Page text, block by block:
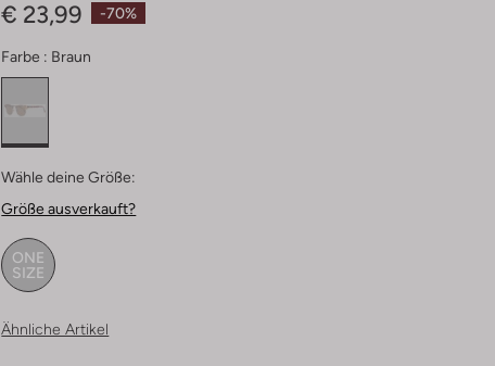
-70%
€ 23,99
Farbe : Braun
Wähle deine Größe:
Größe ausverkauft?
ONE
SIZE
Ähnliche Artikel